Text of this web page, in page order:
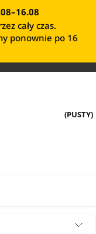
cały czas.
ponownie po 16
(PUSTY)